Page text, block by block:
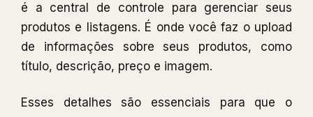
é a central de controle para gerenciar seus
produtos e listagens. É onde você faz o upload
de informações sobre seus produtos, como
título, descrição, preço e imagem.
Esses detalhes são essenciais para que o